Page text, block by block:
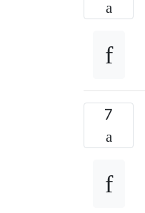
7